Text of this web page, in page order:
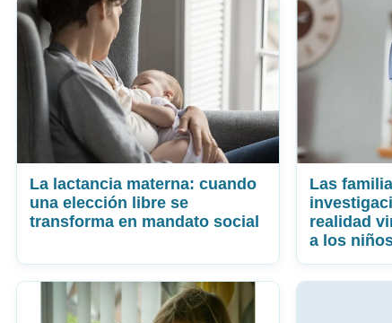
La lactancia materna: cuando
una elección libre se
transforma en mandato social
Las
realidad
a los